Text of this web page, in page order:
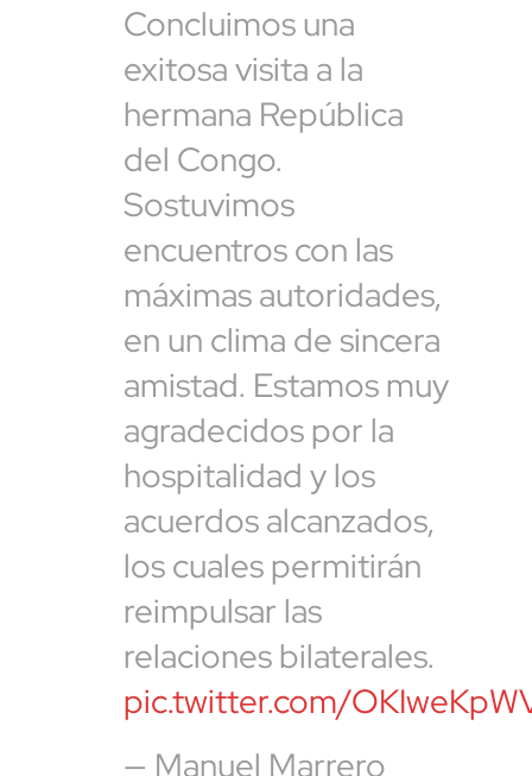
Concluimos una
exitosa visita a la
hermana República
del Congo.
Sostuvimos
encuentros con las
máximas autoridades,
en un clima de sincera
amistad. Estamos muy
agradecidos por la
hospitalidad y los
acuerdos alcanzados,
los cuales permitirán
reimpulsar las
relaciones bilaterales.
pic.twitter.com/
— Manuel Marrero